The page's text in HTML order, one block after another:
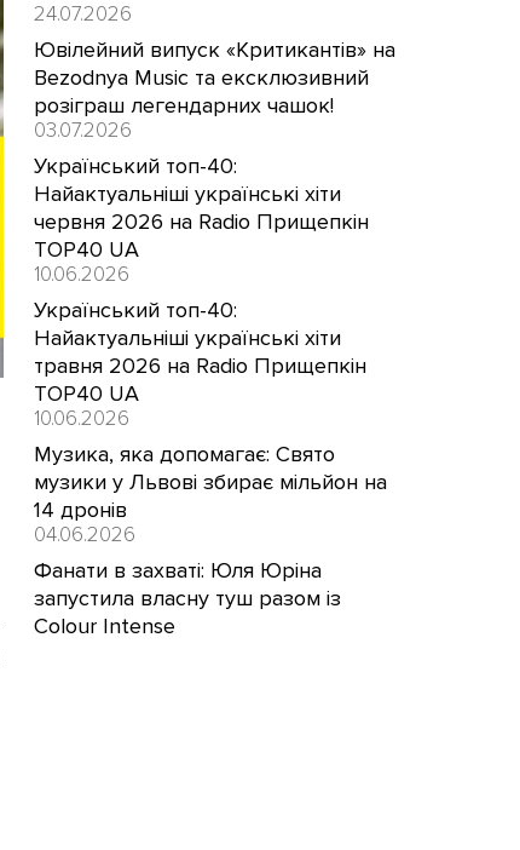
24.07.2026
Ювілейний випуск «Критикантів» на
Bezodnya Music та ексклюзивний
розіграш легендарних чашок!
03.07.2026
Український топ-40:
Найактуальніші українські хіти
червня 2026 на Radio Прищепкін
TOP40 UA
10.06.2026
Український топ-40:
Найактуальніші українські хіти
травня 2026 на Radio Прищепкін
TOP40 UA
10.06.2026
Музика, яка допомагає: Свято
музики у Львові збирає мільйон на
14 дронів
04.06.2026
Фанати в захваті: Юля Юріна
запустила власну туш разом із
Colour Intense